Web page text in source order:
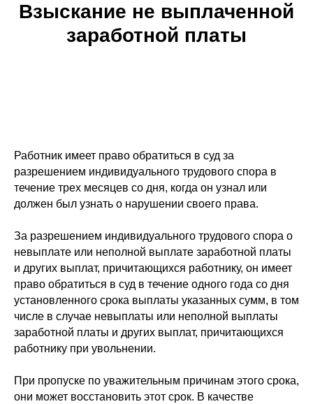
Взыскание не выплаченной
заработной платы
Работник имеет право обратиться в суд за
разрешением индивидуального трудового спора в
течение трех месяцев со дня, когда он узнал или
должен был узнать о нарушении своего права.
За разрешением индивидуального трудового спора о
невыплате или неполной выплате заработной платы
и других выплат, причитающихся работнику, он имеет
право обратиться в суд в течение одного года со дня
установленного срока выплаты указанных сумм, в том
числе в случае невыплаты или неполной выплаты
заработной платы и других выплат, причитающихся
работнику при увольнении.
При пропуске по уважительным причинам этого срока,
они может восстановить этот срок. В качестве